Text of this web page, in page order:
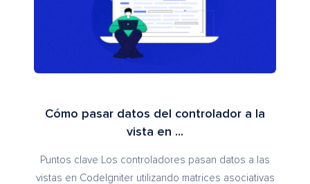
Cómo pasar datos del controlador a la
vista en ...
Puntos clave Los controladores pasan datos a las
vistas en CodeIgniter utilizando matrices asociativas